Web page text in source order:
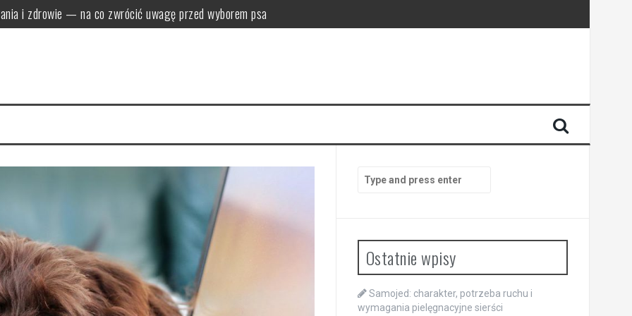
i zdrowie — na co zwrócić uwagę przed wyborem psa
fizycznej oraz umysłowej
kluczowe problemy zdrowotne
pielęgnacyjne sierści dwuwarstwowej
Search
for:
Ostatnie wpisy
Samojed: charakter, potrzeba ruchu i
wymagania pielęgnacyjne sierści